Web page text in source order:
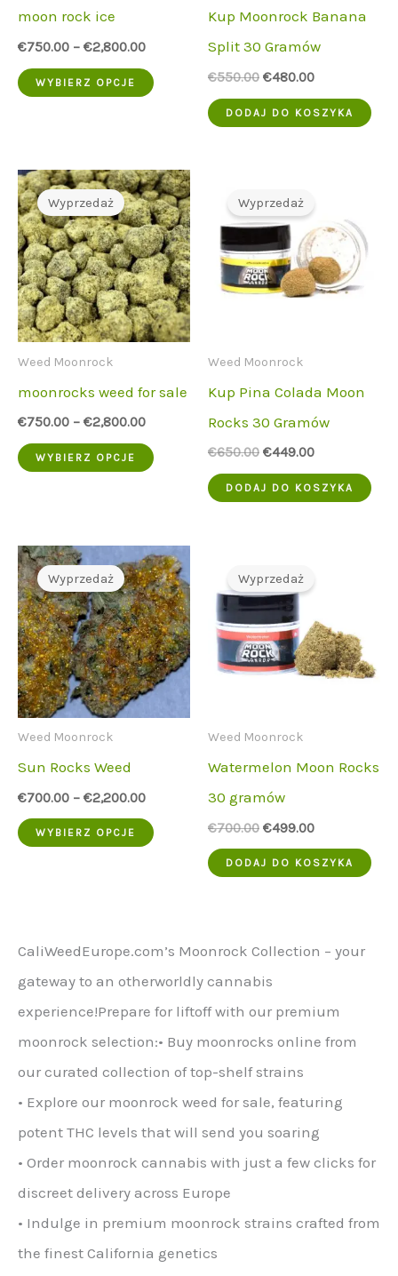
moon rock ice
€750.00 – €2,800.00
WYBIERZ OPCJE
Ten
wiele
wariantów.
Opcje
można
wybrać
na
Kup Moonrock Banana
Split 30 Gramów
€550.00 Cena
wynosiła:
€550.00.
€480.00Aktualna
to:
€480.00.
DODAJ DO KOSZYKA
Wyprzedaż
Weed Moonrock
moonrocks weed for sale
€750.00 – €2,800.00
WYBIERZ OPCJE
Ten
wiele
wariantów.
Opcje
można
wybrać
na
Wyprzedaż
Weed Moonrock
Kup Pina Colada Moon
Rocks 30 Gramów
€650.00 Cena
wynosiła:
€650.00.
€449.00Aktualna
to:
€449.00.
DODAJ DO KOSZYKA
Wyprzedaż
Weed Moonrock
Sun Rocks Weed
€700.00 – €2,200.00
WYBIERZ OPCJE
Ten
wariantów.
Opcje
można
wybrać
na
stronie
produktu
Wyprzedaż
Weed Moonrock
Watermelon Moon Rocks
30 gramów
€700.00 Cena
wynosiła:
€700.00.
€499.00Aktualna
to:
€499.00.
DODAJ DO KOSZYKA
CaliWeedEurope.com’s Moonrock Collection – your
gateway to an otherworldly cannabis
experience!Prepare for liftoff with our premium
moonrock selection:• Buy moonrocks online from
our curated collection of top-shelf strains
• Explore our moonrock weed for sale, featuring
potent THC levels that will send you soaring
• Order moonrock cannabis with just a few clicks for
discreet delivery across Europe
• Indulge in premium moonrock strains crafted from
the finest California genetics